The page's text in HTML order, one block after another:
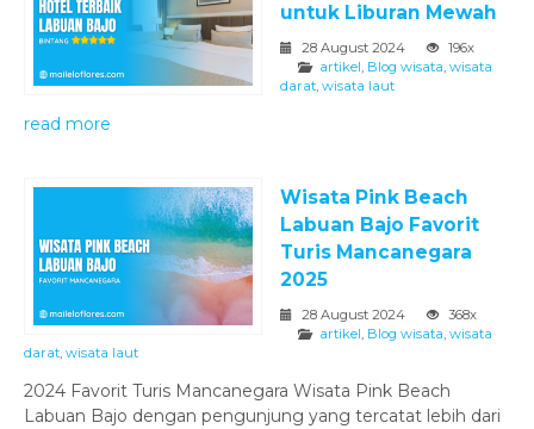
untuk Liburan Mewah
28 August 2024
196x
artikel, Blog wisata, wisata
darat, wisata laut
read more
Wisata Pink Beach
Labuan Bajo Favorit
Turis Mancanegara
2025
28 August 2024
368x
artikel, Blog wisata, wisata
darat, wisata laut
2024 Favorit Turis Mancanegara Wisata Pink Beach
Labuan Bajo dengan pengunjung yang tercatat lebih dari